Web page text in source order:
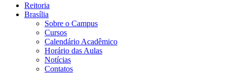
Reitoria
Brasília
Sobre o Campus
Cursos
Calendário Acadêmico
Horário das Aulas
Notícias
Contatos